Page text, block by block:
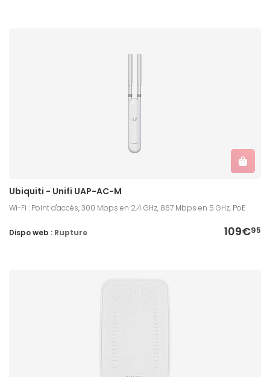
Ubiquiti - Unifi UAP-AC-M
Wi-Fi : Point d'accès, 300 Mbps en 2,4 GHz, 867 Mbps en 5 GHz, PoE
109€95
Dispo web : Rupture